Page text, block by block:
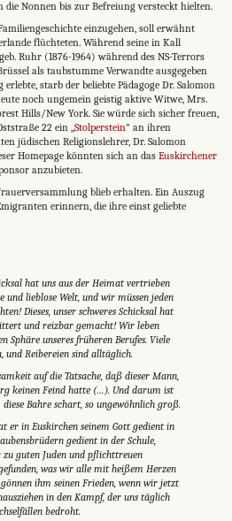
Nonnen bis zur Befreiung versteckt hielten.
einzugehen, soll erwähnt
flüchteten. Während seine in Kall
Ruhr (1876-1964) während des NS-Terrors
als taub­stumme Verwandte ausgegeben
starb der beliebte Pädagoge Dr. Salomon
noch ungemein geistig aktive Witwe, Mrs.
Hills/New York. Sie würde sich sicher freuen,
22 ein „Stolperstein" an ihren
jüdischen Religionslehrer, Dr. Salomon
Homepage könnten sich an das Euskirchener
anzubieten.
blieb erhalten. Ein Auszug
erinnern, die ihre einst geliebte
hat uns aus der Heimat vertrieben
und lieblose Welt, und wir müssen jeden
Dieses, unser schweres Schicksal hat
und reizbar gemacht! Wir leben
Sphäre unseres früheren Berufes. Viele
und Reibereien sind alltäglich.
auf die Tatsache, daß dieser Mann,
keinen Feind hatte (…). Und darum ist
Bahre schart, so ungewöhnlich groß.
er in Euskirchen seinem Gott gedient in
gedient in der Schule,
guten Juden und pflichttreuen
was wir alle mit heißem Herzen
ihm seinen Frieden, wenn wir jetzt
in den Kampf, der uns täglich
bedroht.